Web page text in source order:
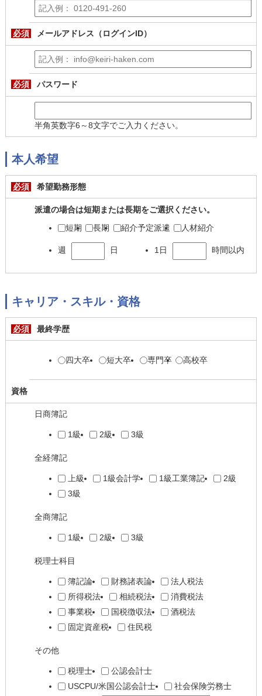
必須 メールアドレス（ログインID）
必須 パスワード
半角英数字6～8文字でご入力ください。
本人希望
必須 希望勤務形態
派遣の場合は短期または長期をご選択ください。
短期
長期 紹介予定派遣 人材紹介
週 日 1日 時間以内
キャリア・スキル・資格
必須 最終学歴
四大卒 短大卒 専門卒 高校卒
資格
日商簿記
1級 2級 3級
全経簿記
上級 1級会計学 1級工業簿記
2級
3級
全商簿記
1級 2級 3級
税理士科目
簿記論 財務諸表論
法人税法
所得税法
相続税法
消費税法
事業税
国税徴収法
酒税法
固定資産税
住民税
その他
税理士
公認会計士
USCPU/米国公認会計士
社会保険労務士